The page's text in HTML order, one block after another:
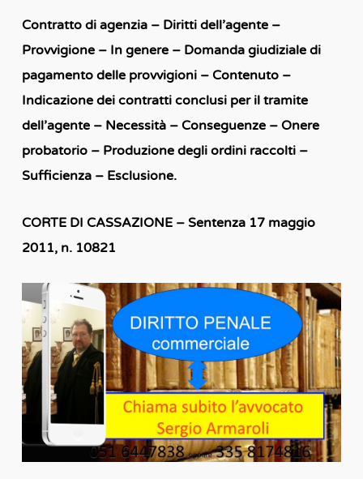
Contratto di agenzia – Diritti dell’agente –
Provvigione – In genere – Domanda giudiziale di
pagamento delle provvigioni – Contenuto –
Indicazione dei contratti conclusi per il tramite
dell’agente – Necessità – Conseguenze – Onere
probatorio – Produzione degli ordini raccolti –
Sufficienza – Esclusione.
CORTE DI CASSAZIONE – Sentenza 17 maggio
2011, n. 10821